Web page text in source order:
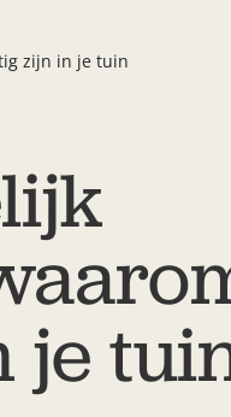
zijn in je tuin
je